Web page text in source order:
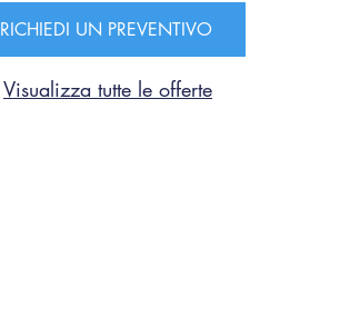
RICHIEDI UN PREVENTIVO
Visualizza tutte le offerte